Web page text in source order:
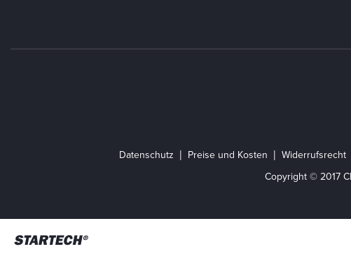
Datenschutz Preise und Kosten Widerrufsrecht
Copyright © 2017